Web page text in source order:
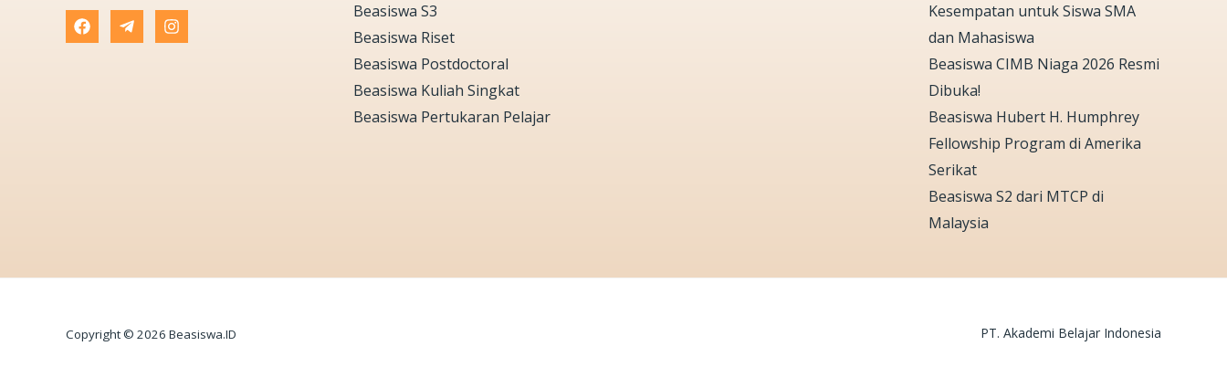
Beasiswa S3
Beasiswa Riset
Beasiswa Postdoctoral
Beasiswa Kuliah Singkat
Beasiswa Pertukaran Pelajar
Kesempatan untuk Siswa SMA
dan Mahasiswa
Beasiswa CIMB Niaga 2026 Resmi
Dibuka!
Beasiswa Hubert H. Humphrey
Fellowship Program di Amerika
Serikat
Beasiswa S2 dari MTCP di
Malaysia
Copyright © 2026 Beasiswa.ID PT. Akademi Belajar Indonesia